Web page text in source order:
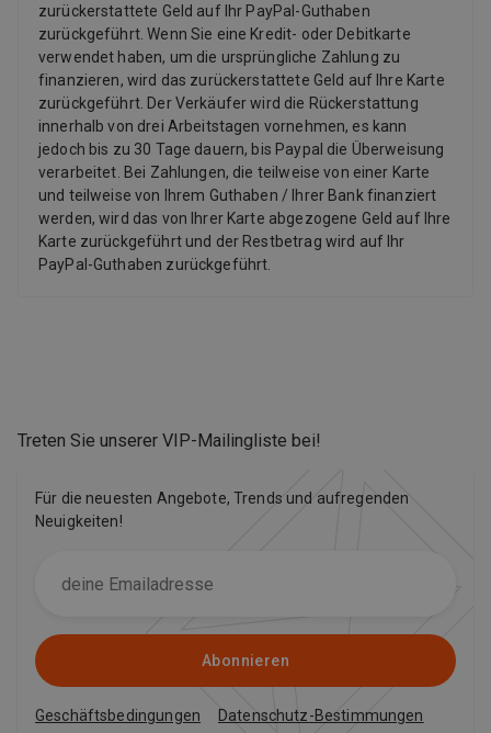
zurückerstattete Geld auf Ihr PayPal-Guthaben
zurückgeführt. Wenn Sie eine Kredit- oder Debitkarte
verwendet haben, um die ursprüngliche Zahlung zu
finanzieren, wird das zurückerstattete Geld auf Ihre Karte
zurückgeführt. Der Verkäufer wird die Rückerstattung
innerhalb von drei Arbeitstagen vornehmen, es kann
jedoch bis zu 30 Tage dauern, bis Paypal die Überweisung
verarbeitet. Bei Zahlungen, die teilweise von einer Karte
und teilweise von Ihrem Guthaben / Ihrer Bank finanziert
werden, wird das von Ihrer Karte abgezogene Geld auf Ihre
Karte zurückgeführt und der Restbetrag wird auf Ihr
PayPal-Guthaben zurückgeführt.
Treten Sie unserer VIP-Mailingliste bei!
Für die neuesten Angebote, Trends und aufregenden
Neuigkeiten!
Abonnieren
Geschäftsbedingungen Datenschutz-Bestimmungen